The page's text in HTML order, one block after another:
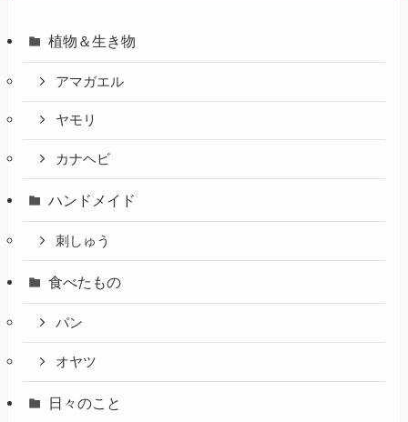
植物＆生き物
アマガエル
ヤモリ
カナヘビ
ハンドメイド
刺しゅう
食べたもの
パン
オヤツ
日々のこと